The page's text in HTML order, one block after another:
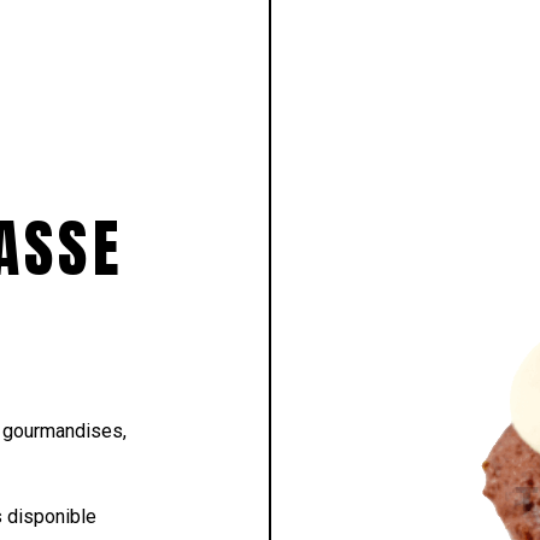
disponible